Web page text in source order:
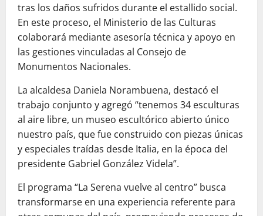
tras los daños sufridos durante el estallido social.
En este proceso, el Ministerio de las Culturas
colaborará mediante asesoría técnica y apoyo en
las gestiones vinculadas al Consejo de
Monumentos Nacionales.
La alcaldesa Daniela Norambuena, destacó el
trabajo conjunto y agregó “tenemos 34 esculturas
al aire libre, un museo escultórico abierto único
nuestro país, que fue construido con piezas únicas
y especiales traídas desde Italia, en la época del
presidente Gabriel González Videla”.
El programa “La Serena vuelve al centro” busca
transformarse en una experiencia referente para